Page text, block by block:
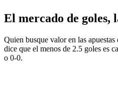
El mercado de goles,
Quien busque valor en las
dice que el menos de 2.5 goles es
o 0-0.